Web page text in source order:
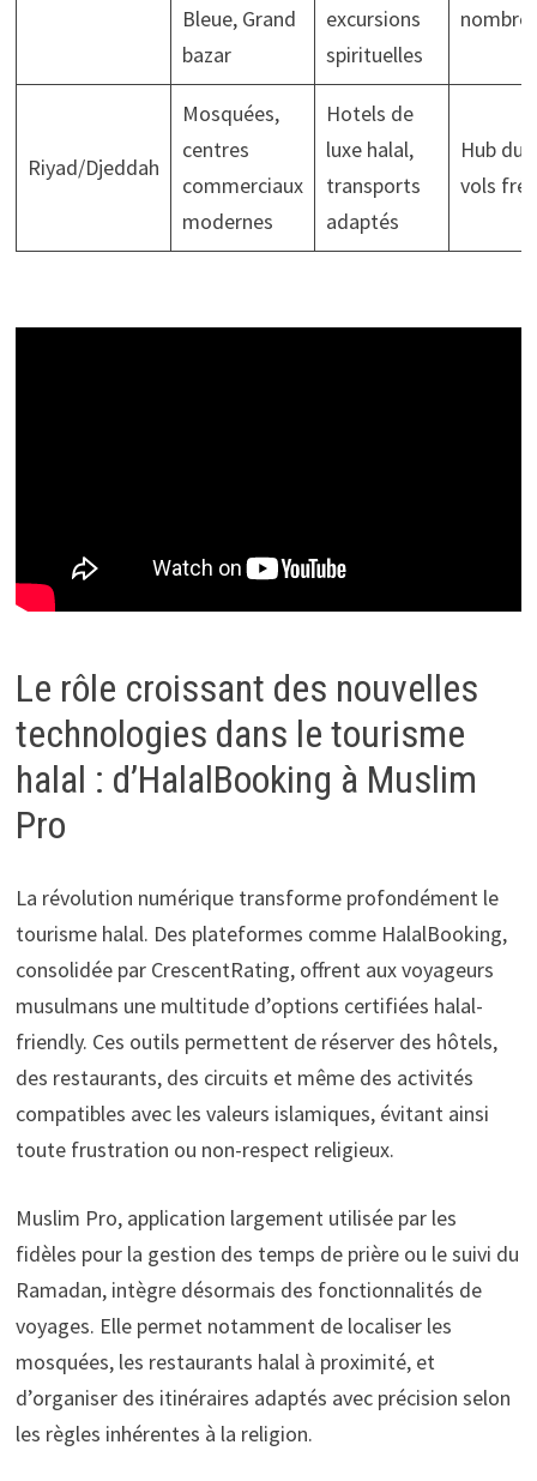
Bleue, Grand
bazar
excursions
spirituelles
Riyad/Djeddah
Mosquées,
centres
commerciaux
modernes
Hotels de
luxe halal,
transports
adaptés
Hub du
vols
Le rôle croissant des nouvelles
technologies dans le tourisme
halal : d’HalalBooking à Muslim
Pro
La révolution numérique transforme profondément le
tourisme halal. Des plateformes comme HalalBooking,
consolidée par CrescentRating, offrent aux voyageurs
musulmans une multitude d’options certifiées halal-
friendly. Ces outils permettent de réserver des hôtels,
des restaurants, des circuits et même des activités
compatibles avec les valeurs islamiques, évitant ainsi
toute frustration ou non-respect religieux.
Muslim Pro, application largement utilisée par les
fidèles pour la gestion des temps de prière ou le suivi du
Ramadan, intègre désormais des fonctionnalités de
voyages. Elle permet notamment de localiser les
mosquées, les restaurants halal à proximité, et
d’organiser des itinéraires adaptés avec précision selon
les règles inhérentes à la religion.